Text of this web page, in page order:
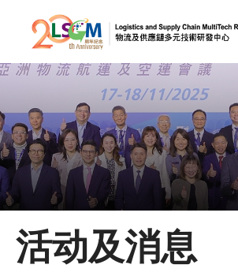
跳到内容（按回车键）
会员
A A EN
主页
关于LSCM
活动及消息